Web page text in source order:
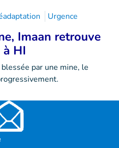
Urgence
Imaan retrouve
HI
par une mine, le